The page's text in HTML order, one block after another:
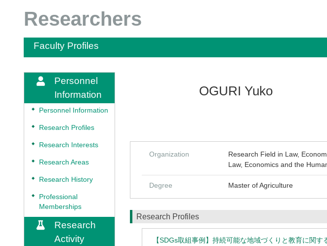
Researchers
Faculty Profiles
Personnel
Information
◆ Personnel Information
◆ Research Profiles
◆ Research Interests
◆ Research Areas
◆ Research History
◆
Professional
Memberships
Research
Activity
OGURI Yuko
Organization
Research Field in Law,
Law, Economics and the
Degree Master of Agriculture
Research Profiles
【SDGs取組事例】持続可能な地域づくりと教育に関す